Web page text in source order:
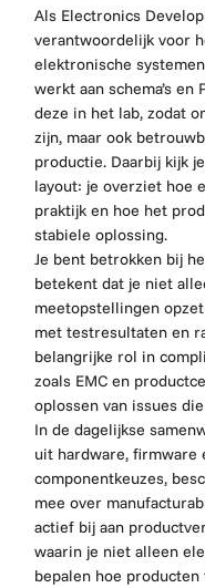
Als Electronics
verantwoordelijk voor
elektronische
werkt aan schema’s en
deze in het lab, zodat
zijn, maar ook
productie. Daarbij kijk
layout: je overziet hoe
praktijk en hoe het
stabiele oplossing.
Je bent betrokken bij
betekent dat je niet
meetopstellingen
met testresultaten en
belangrijke rol in
zoals EMC en
oplossen van issues
In de dagelijkse
uit hardware, firmware
componentkeuzes,
mee over
actief bij aan
waarin je niet alleen
bepalen hoe